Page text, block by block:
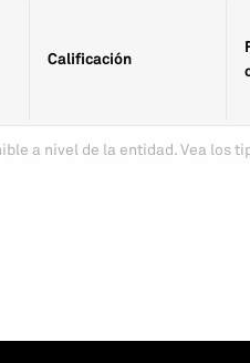
Calificación
a nivel de la entidad. Vea los